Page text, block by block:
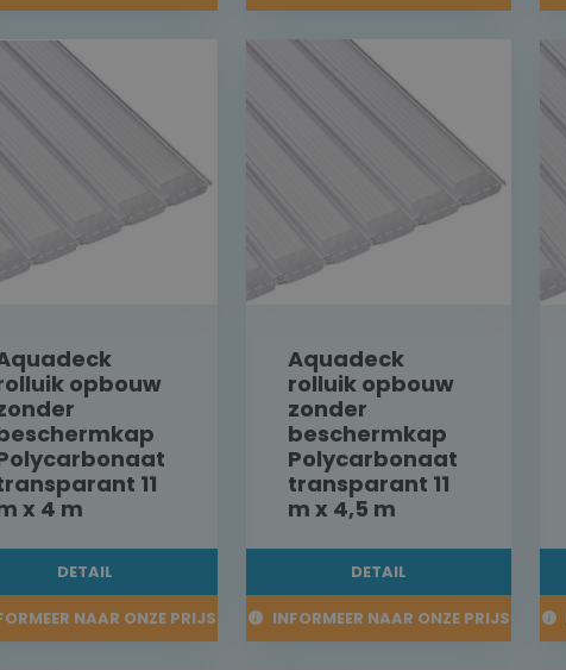
opbouw
11
x 4 m
DETAIL
NAAR ONZE PRIJS
Aquadeck
rolluik opbouw
zonder
beschermkap
Polycarbonaat
transparant 11
m x 4,5 m
DETAIL
INFORMEER NAAR ONZE PRIJS